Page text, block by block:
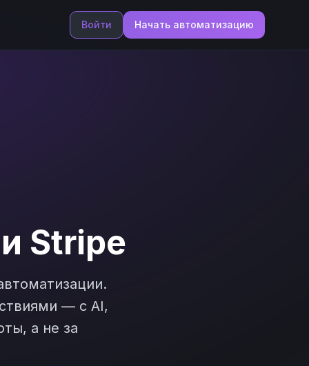
Войти Начать автоматизацию
Stripe
— с AI,
а не за